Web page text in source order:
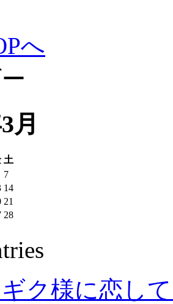
へ
月
土
7
14
21
28
ク様に恋し